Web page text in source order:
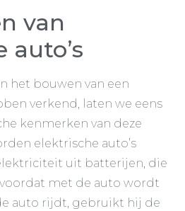
van
auto’s
het bouwen van een
verkend, laten we eens
kenmerken van deze
elektrische auto’s
uit batterijen, die
met de auto wordt
auto rijdt, gebruikt hij de